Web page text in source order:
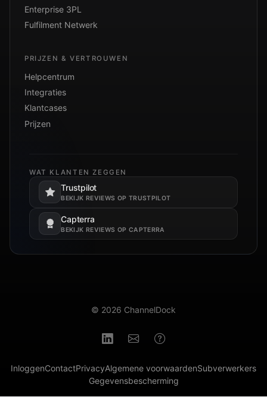
Enterprise 3PL
Fulfilment Netwerk
PRIJZEN & VERTROUWEN
Helpcentrum
Integraties
Klantcases
Prijzen
WAT KLANTEN ZEGGEN
Trustpilot
BEKIJK REVIEWS OP TRUSTPILOT
Opent in een nieuw tabblad.
Capterra
BEKIJK REVIEWS OP CAPTERRA
Opent in een nieuw tabblad.
© 2026 ChannelDock
InloggenContactPrivacyAlgemene voorwaardenSubverwerkers
Gegevensbescherming